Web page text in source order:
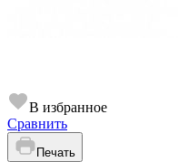
В избранное
Сравнить
Печать